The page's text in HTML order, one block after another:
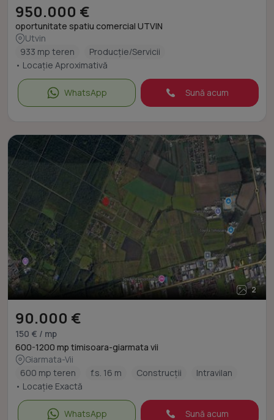
950.000 €
oportunitate spatiu comercial UTVIN
Utvin
933 mp teren
Producție/Servicii
• Locație Aproximativă
WhatsApp Sună acum
2
90.000 €
150 € / mp
600-1200 mp timisoara-giarmata vii
Giarmata-Vii
600 mp teren
f.s. 16 m Construcții
Intravilan
• Locație Exactă
WhatsApp Sună acum